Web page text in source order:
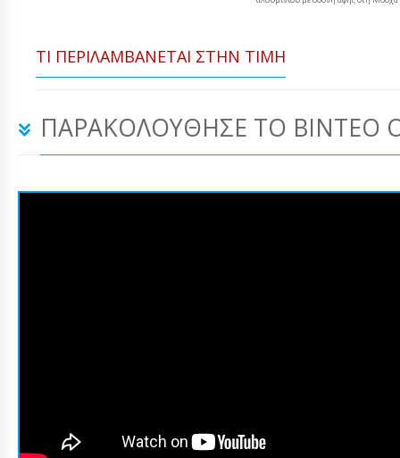
ΤΙ ΠΕΡΙΛΑΜΒΆΝΕΤΑΙ ΣΤΗΝ ΤΙΜΉ
ΠΑΡΑΚΟΛΟΎΘΗΣΕ ΤΟ ΒΊΝΤΕΟ